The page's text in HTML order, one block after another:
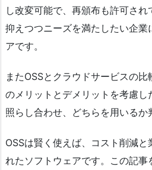
し改変可能で、再頒布も許可さ
抑えつつニーズを満たしたい企業
アです。
またOSSとクラウドサービスの
のメリットとデメリットを考慮し
照らし合わせ、どちらを用いるか
OSSは賢く使えば、コスト削減
れたソフトウェアです。この記事